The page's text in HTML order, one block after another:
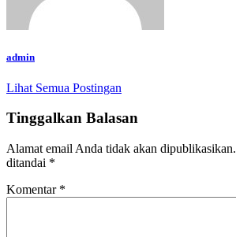
admin
Lihat Semua Postingan
Tinggalkan Balasan
Alamat email Anda tidak akan dipublikasikan.
ditandai *
Komentar *